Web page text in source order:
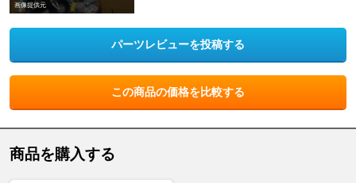
画像提供元
パーツレビューを投稿する
この商品の価格を比較する
商品を購入する